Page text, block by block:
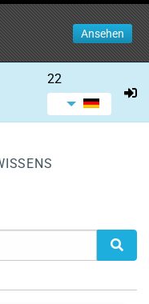
Ansehen
22